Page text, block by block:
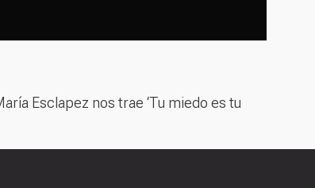
Esclapez nos trae ‘Tu miedo es tu